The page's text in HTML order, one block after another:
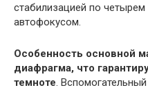
стабилизацией по
автофокусом.
Особенность основной
диафрагма, что
темноте.